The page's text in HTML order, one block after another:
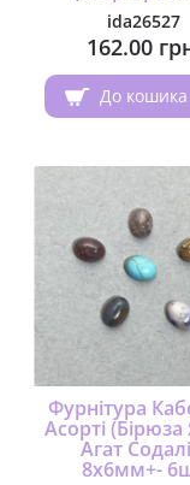
ida26527
162.00
До кошика
Фурнітура
Асорті
Агат
8х6мм+-